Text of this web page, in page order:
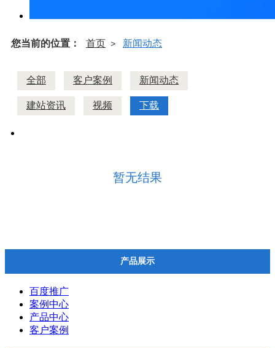
您当前的位置： 首页 > 新闻动态
全部 客户案例 新闻动态
建站资讯 视频 下载
暂无结果
产品展示
百度推广
案例中心
产品中心
客户案例